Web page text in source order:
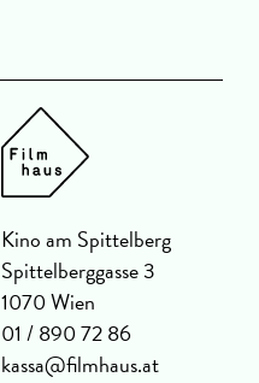
Kino am Spittelberg
Spittelberggasse 3
1070 Wien
01 / 890 72 86
kassa@filmhaus.at